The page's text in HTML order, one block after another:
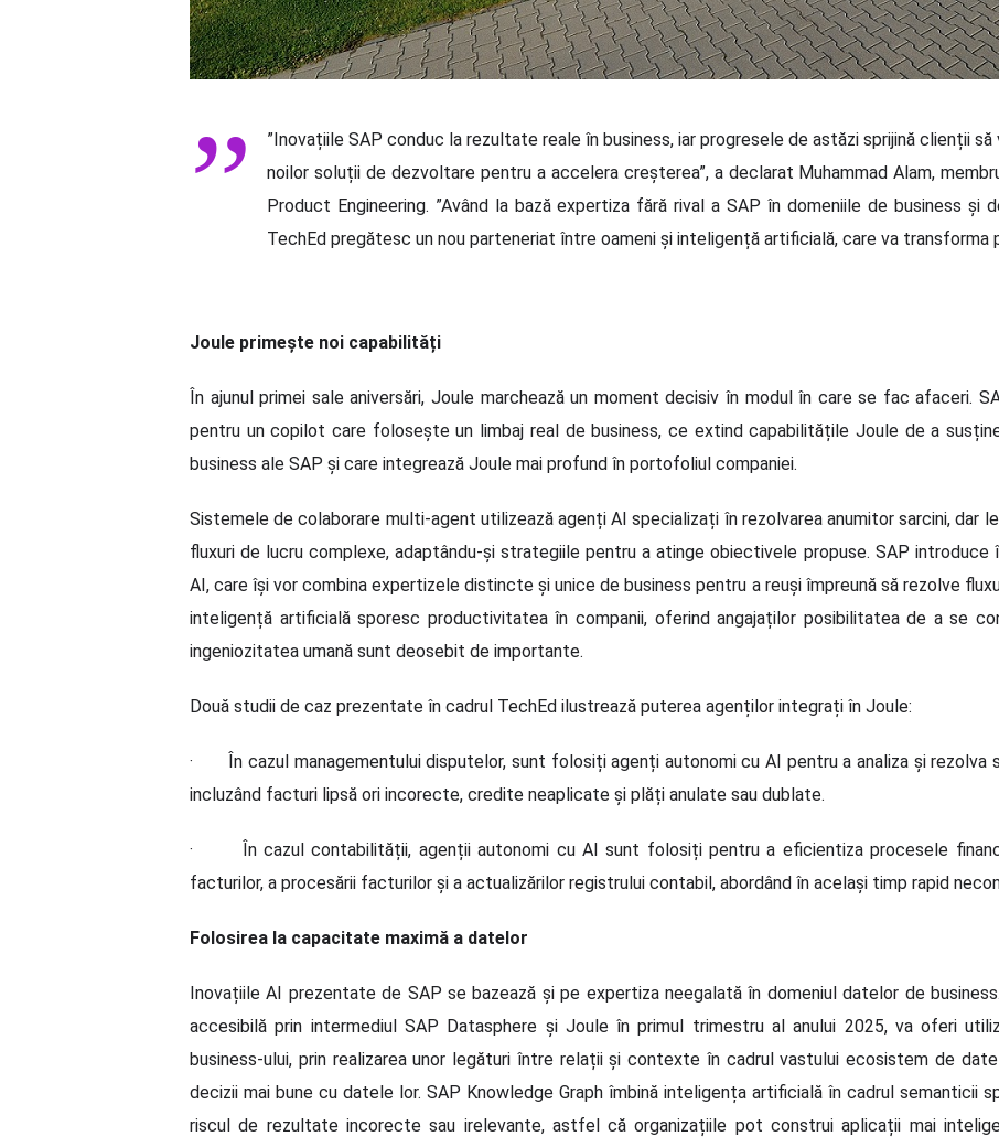
”Inovațiile SAP conduc la rezultate reale în business, iar progresele de astăzi sprijină clienții
noilor soluții de dezvoltare pentru a accelera creșterea”, a declarat Muhammad Alam,
Product Engineering. ”Având la bază expertiza fără rival a SAP în domeniile de business și
TechEd pregătesc un nou parteneriat între oameni și inteligență artificială, care va transforma
Joule primește noi capabilități
În ajunul primei sale aniversări, Joule marchează un moment decisiv în modul în care se fac afaceri.
pentru un copilot care folosește un limbaj real de business, ce extind capabilitățile Joule de a
business ale SAP și care integrează Joule mai profund în portofoliul companiei.
Sistemele de colaborare multi-agent utilizează agenți AI specializați în rezolvarea anumitor sarcini, dar
fluxuri de lucru complexe, adaptându-și strategiile pentru a atinge obiectivele propuse. SAP
AI, care își vor combina expertizele distincte și unice de business pentru a reuși împreună să rezolve
inteligență artificială sporesc productivitatea în companii, oferind angajaților posibilitatea de a se
ingeniozitatea umană sunt deosebit de importante.
Două studii de caz prezentate în cadrul TechEd ilustrează puterea agenților integrați în Joule:
· În cazul managementului disputelor, sunt folosiți agenți autonomi cu AI pentru a analiza și rezolva
incluzând facturi lipsă ori incorecte, credite neaplicate și plăți anulate sau dublate.
· În cazul contabilității, agenții autonomi cu AI sunt folosiți pentru a eficientiza procesele
facturilor, a procesării facturilor și a actualizărilor registrului contabil, abordând în același timp rapid
Folosirea la capacitate maximă a datelor
Inovațiile AI prezentate de SAP se bazează și pe expertiza neegalată în domeniul datelor de
accesibilă prin intermediul SAP Datasphere și Joule în primul trimestru al anului 2025, va oferi
business-ului, prin realizarea unor legături între relații și contexte în cadrul vastului ecosistem de
decizii mai bune cu datele lor. SAP Knowledge Graph îmbină inteligența artificială în cadrul semanticii
riscul de rezultate incorecte sau irelevante, astfel că organizațiile pot construi aplicații mai